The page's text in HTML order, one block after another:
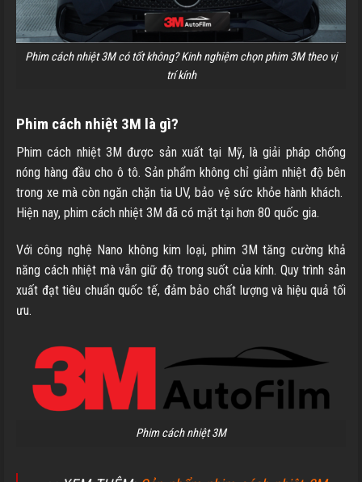
Phim cách nhiệt 3M có tốt không? Kinh nghiệm chọn phim 3M theo vị
trí kính
Phim cách nhiệt 3M là gì?
Phim cách nhiệt 3M được sản xuất tại Mỹ, là giải pháp chống
nóng hàng đầu cho ô tô. Sản phẩm không chỉ giảm nhiệt độ bên
trong xe mà còn ngăn chặn tia UV, bảo vệ sức khỏe hành khách.
Hiện nay, phim cách nhiệt 3M đã có mặt tại hơn 80 quốc gia.
Với công nghệ Nano không kim loại, phim 3M tăng cường khả
năng cách nhiệt mà vẫn giữ độ trong suốt của kính. Quy trình sản
xuất đạt tiêu chuẩn quốc tế, đảm bảo chất lượng và hiệu quả tối
ưu.
Phim cách nhiệt 3M